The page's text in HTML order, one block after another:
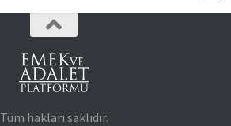
Tüm hakları saklıdır.